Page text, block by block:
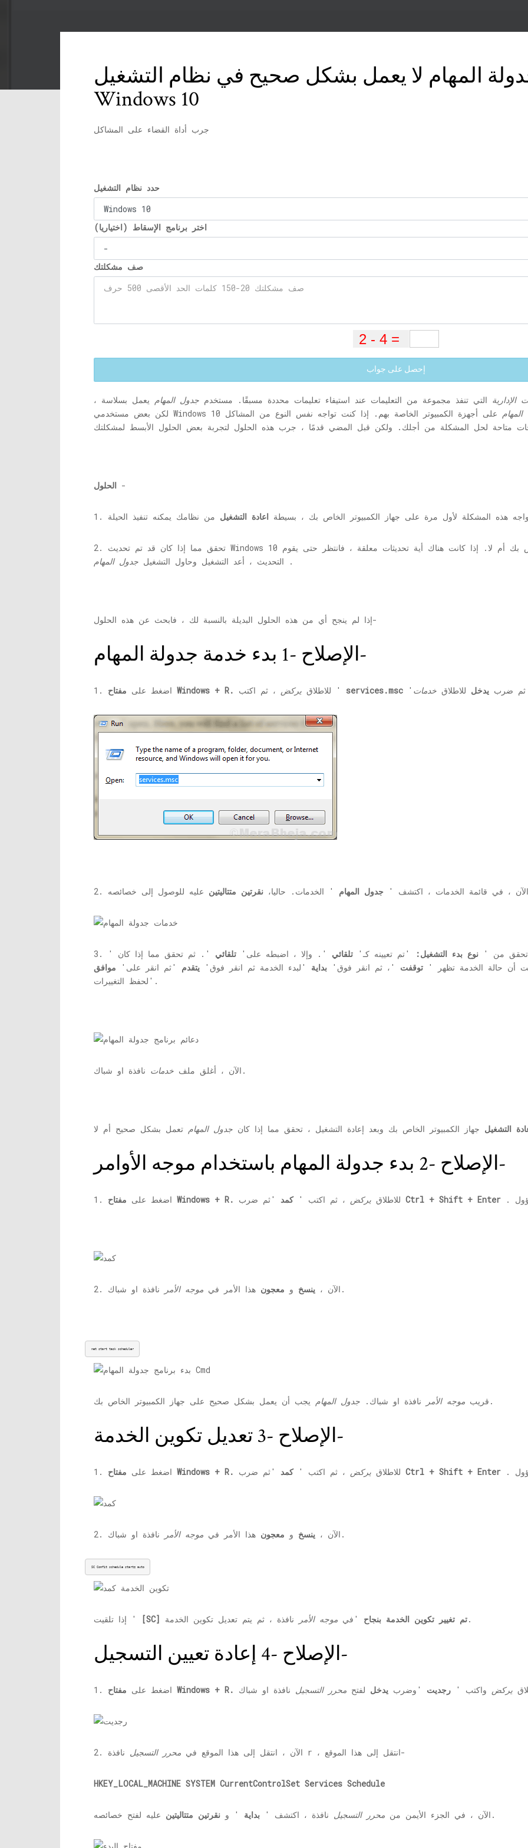
المهام لا يعمل بشكل صحيح في نظام التشغيل
Windows 10
جرب أداة القضاء على المشاكل
حدد نظام التشغيل
اختر برنامج الإسقاط (اختياريا)
صف مشكلتك
إحصل على جواب
التي تنفذ مجموعة من التعليمات عند استيفاء تعليمات محددة مسبقًا. مستخدم جدول المهام يعمل بسلاسة ،
على أجهزة الكمبيوتر الخاصة بهم. إذا كنت تواجه نفس النوع من المشاكل
الحلول -
تواجه هذه المشكلة لأول مرة على جهاز الكمبيوتر الخاص بك ، بسيطة اعادة التشغيل
2. تحقق مما إذا كان قد تم تحديث Windows 10 الخاص بك أم لا. إذا كانت هناك أية تحديثات معلقة ، فانتظر حتى يقوم Windows بتنزيل التحديثات وتثبيتها. بعد
التحديث ، أعد التشغيل وحاول التشغيل جدول المهام .
إذا لم ينجح أي من هذه الحلول البديلة بالنسبة لك ، فابحث عن هذه الحلول-
الإصلاح -1 بدء خدمة جدولة المهام-
1. اضغط على مفتاح Windows + R. للاطلاق يركض ، ثم اكتب ' services.msc 'ثم ضرب يدخل للاطلاق خدمات
2. الآن ، في قائمة الخدمات ، اكتشف ' جدول المهام ' الخدمات. حاليا، نقرتين متتاليتين
تحقق من ' نوع بدء التشغيل: 'تم تعيينه كـ' تلقائي '. وإلا ، اضبطه على' تلقائي '. ثم تحقق مما إذا كان '
أن حالة الخدمة تظهر ' توقفت '، ثم انقر فوق' بداية 'لبدء الخدمة ثم انقر فوق' يتقدم 'ثم انقر على' موافق
'لحفظ التغييرات.
الآن ، أغلق ملف خدمات نافذة او شباك.
التشغيل جهاز الكمبيوتر الخاص بك وبعد إعادة التشغيل ، تحقق مما إذا كان جدول المهام
الإصلاح -2 بدء جدولة المهام باستخدام موجه الأوامر-
1. اضغط على مفتاح Windows + R. للاطلاق يركض ، ثم اكتب 'كمد Ctrl + Shift + Enter .
2. الآن ، ينسخ و معجون هذا الأمر في موجه الأمر نافذة او شباك.
net start task scheduler
قريب موجه الأمر نافذة او شباك. جدول المهام يجب أن يعمل بشكل صحيح على جهاز الكمبيوتر الخاص بك.
الإصلاح -3 تعديل تكوين الخدمة-
1. اضغط على مفتاح Windows + R. للاطلاق يركض ، ثم اكتب 'كمد Ctrl + Shift + Enter .
2. الآن ، ينسخ و معجون هذا الأمر في موجه الأمر نافذة او شباك.
SC Comfit schedule start= auto
إذا تلقيت ' [SC] تم تغيير تكوين الخدمة بنجاح 'في موجه الأمر نافذة ، ثم يتم تعديل تكوين الخدمة.
الإصلاح -4 إعادة تعيين التسجيل-
1. اضغط على مفتاح Windows + R. يركض واكتب ' رجديت 'وضرب يدخل لفتح محرر التسجيل
2. الآن ، انتقل إلى هذا الموقع في محرر التسجيل نافذة r ، انتقل إلى هذا الموقع-
HKEY_LOCAL_MACHINE SYSTEM CurrentControlSet Services Schedule
الآن ، في الجزء الأيمن من محرر التسجيل نافذة ، اكتشف ' بداية ' و نقرتين متتاليتين عليه لفتح خصائصه.